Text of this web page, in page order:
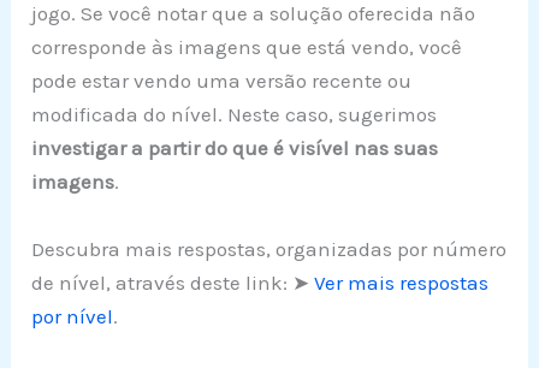
jogo. Se você notar que a solução oferecida não
corresponde às imagens que está vendo, você
pode estar vendo uma versão recente ou
modificada do nível. Neste caso, sugerimos
investigar a partir do que é visível nas suas
imagens.
Descubra mais respostas, organizadas por número
de nível, através deste link: ➤Ver mais respostas
por nível.